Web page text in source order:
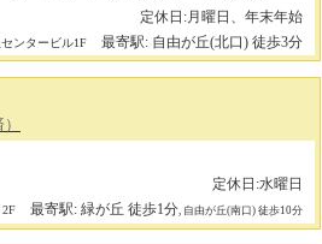
定休日:月曜日、年末年始
ンタービル1F 最寄駅: 自由が丘(北口) 徒歩3分
定休日:水曜日
2F 最寄駅: 緑が丘 徒歩1分, 自由が丘(南口) 徒歩10分